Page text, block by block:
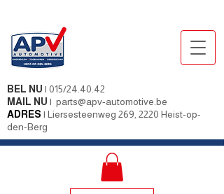
BEL NU | 015/24.40.42
MAIL NU | parts@apv-automotive.be
ADRES | Liersesteenweg 269, 2220 Heist-op-
den-Berg